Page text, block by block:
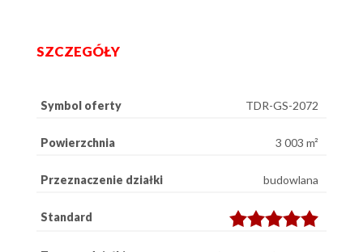
SZCZEGÓŁY
Symbol oferty TDR-GS-2072
Powierzchnia 3 003 m²
Przeznaczenie działki budowlana
Standard